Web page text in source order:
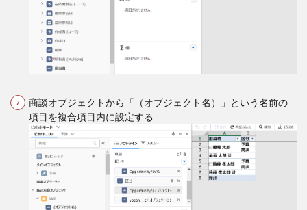
商談オブジェクトから「（オブジェクト名）」という名前の
項目を複合項目内に設定する